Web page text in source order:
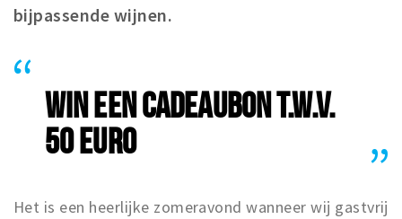
Baroniepoorten
Andere City Apps
Inloggen
bijpassende wijnen.
WIN EEN CADEAUBON T.W.V.
50 EURO
Het is een heerlijke zomeravond wanneer wij gastvrij